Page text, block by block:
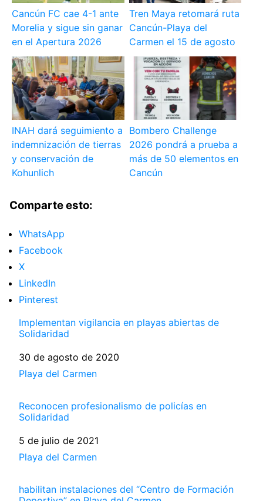
Cancún FC cae 4-1 ante
Morelia y sigue sin ganar
en el Apertura 2026
Tren Maya retomará ruta
Cancún-Playa del
Carmen el 15 de agosto
INAH dará seguimiento a
indemnización de tierras
y conservación de
Kohunlich
Bombero Challenge
2026 pondrá a prueba a
más de 50 elementos en
Cancún
Comparte esto:
WhatsApp
Facebook
X
LinkedIn
Pinterest
Implementan vigilancia en playas abiertas de
Solidaridad
Fecha
30 de agosto de 2020
Respecto a
Playa del Carmen
Reconocen profesionalismo de policías en
Solidaridad
Fecha
5 de julio de 2021
Respecto a
Playa del Carmen
habilitan instalaciones del “Centro de Formación